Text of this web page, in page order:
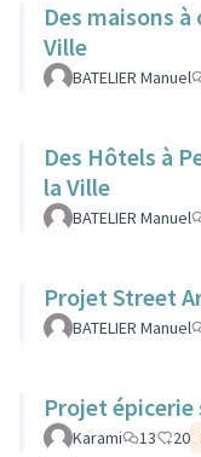
Des maisons à
Ville
BATELIER Manuel
Des Hôtels à
la Ville
BATELIER Manuel
Projet Street
BATELIER Manuel
Projet
Karami 13 20